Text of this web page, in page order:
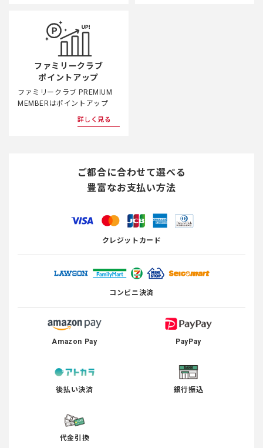
ファミリークラブ
ポイントアップ
ファミリークラブ PREMIUM
MEMBERはポイントアップ
詳しく見る
ご都合に合わせて選べる
豊富なお支払い方法
クレジットカード
コンビニ決済
Amazon Pay PayPay
後払い決済 銀行振込
代金引換